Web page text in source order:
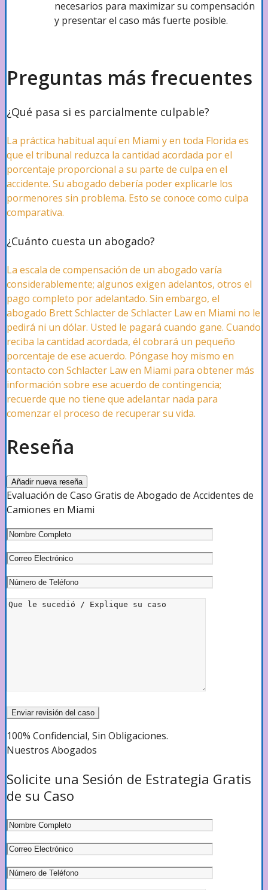
necesarios para maximizar su compensación
y presentar el caso más fuerte posible.
Preguntas más frecuentes
¿Qué pasa si es parcialmente culpable?
La práctica habitual aquí en Miami y en toda Florida es
que el tribunal reduzca la cantidad acordada por el
porcentaje proporcional a su parte de culpa en el
accidente. Su abogado debería poder explicarle los
pormenores sin problema. Esto se conoce como culpa
comparativa.
¿Cuánto cuesta un abogado?
La escala de compensación de un abogado varía
considerablemente; algunos exigen adelantos, otros el
pago completo por adelantado. Sin embargo, el
abogado Brett Schlacter de Schlacter Law en Miami no le
pedirá ni un dólar. Usted le pagará cuando gane. Cuando
reciba la cantidad acordada, él cobrará un pequeño
porcentaje de ese acuerdo. Póngase hoy mismo en
contacto con Schlacter Law en Miami para obtener más
información sobre ese acuerdo de contingencia;
recuerde que no tiene que adelantar nada para
comenzar el proceso de recuperar su vida.
Reseña
Añadir nueva reseña
Evaluación de Caso Gratis de Abogado de Accidentes de
Camiones en Miami
100% Confidencial, Sin Obligaciones.
Nuestros Abogados
Solicite una Sesión de Estrategia Gratis
de su Caso